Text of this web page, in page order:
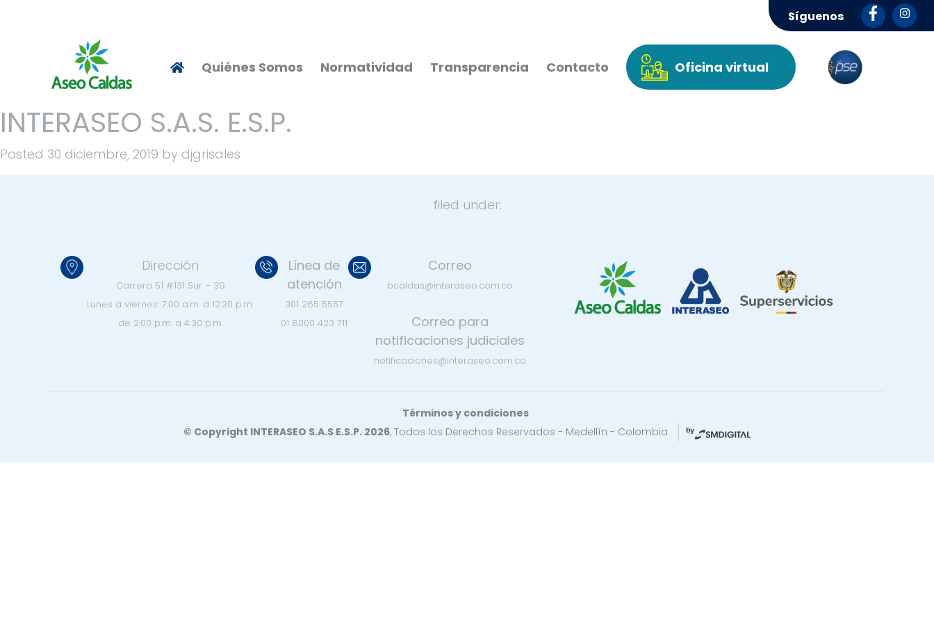
Síguenos
Quiénes Somos Normatividad Transparencia Contacto Oficina virtual
INTERASEO S.A.S. E.S.P.
Posted 30 diciembre, 2019 by djgrisales
filed under:
Dirección
Carrera 51 #131 Sur – 39
Lunes a viernes:7:00 a.m. a 12:30 p.m.
de 2:00 p.m. a 4:30 p.m.
Línea de
atención
301 265 5557
01 8000 423 711
Correo
bcaldas@interaseo.com.co
Correo para
notificaciones judiciales
notificaciones@interaseo.com.co
Términos y condiciones
© Copyright INTERASEO S.A.S E.S.P. 2026, Todos los Derechos Reservados - Medellín - Colombia